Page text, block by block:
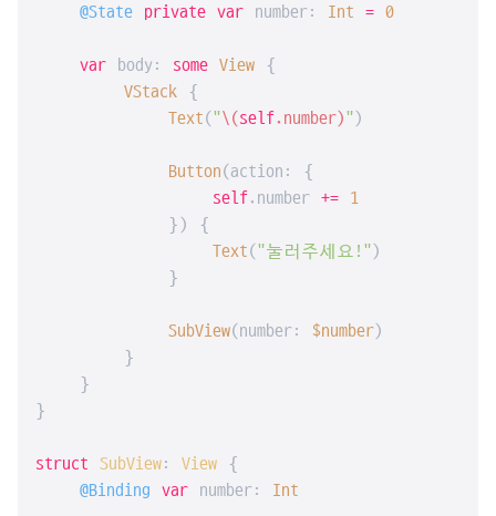
@State
private var number: Int = 0
var body: some View {
VStack {
Text("\(self.number)")
Button(action: {
self.number +=
1
            }) {
Text("눌러주세요!")
            }
SubView(number: $number)
        }
    }
}
struct SubView: View
{
@Binding
var number: Int